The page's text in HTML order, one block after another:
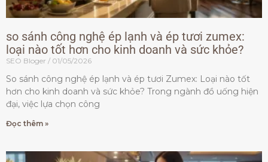
so sánh công nghệ ép lạnh và ép tươi zumex:
loại nào tốt hơn cho kinh doanh và sức khỏe?
SEO Bloger 01/05/2026
So sánh công nghệ ép lạnh và ép tươi Zumex: Loại nào tốt
hơn cho kinh doanh và sức khỏe? Trong ngành đồ uống hiện
đại, việc lựa chọn công
Đọc thêm »